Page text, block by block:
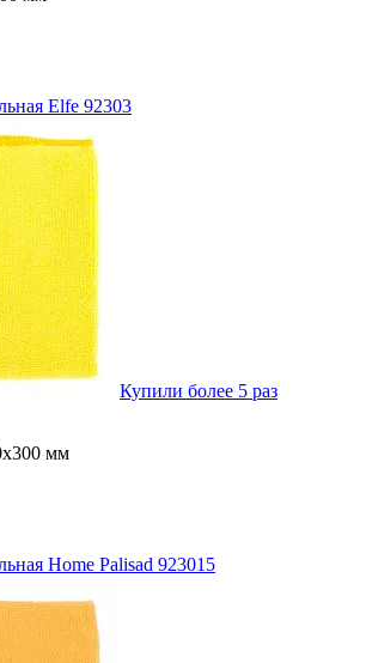
Elfe 92303
Купили более 5 раз
мм
Home Palisad 923015